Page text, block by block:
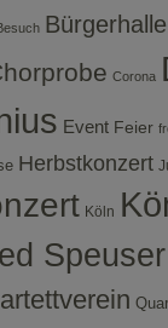
Bürgerhalle
Corona
Event Feier
Herbstkonzert
Köln
Speuser